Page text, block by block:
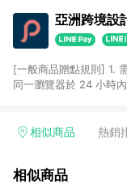
亞洲跨境設
[一般商品贈點規則] 1.
同一瀏覽器於 24 小時
回饋訂單不得享有
行為，不具贈點資格，
相似商品 熱銷
相似商品